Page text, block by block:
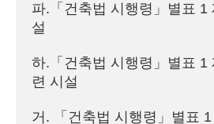
파.「건축법 시행령」별표 1
설
하.「건축법 시행령」별표 1
련 시설
거. 「건축법 시행령」별표 1